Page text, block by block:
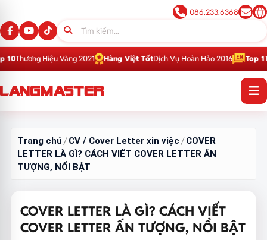
086.233.6368
Vàng 2021 Hàng Việt TốtDịch Vụ Hoàn Hảo 2016 Top 1Thương Hiệu
Trang chủ /CV / Cover Letter xin việc /COVER
LETTER LÀ GÌ? CÁCH VIẾT COVER LETTER ẤN
TƯỢNG, NỔI BẬT
COVER LETTER LÀ GÌ? CÁCH VIẾT
COVER LETTER ẤN TƯỢNG, NỔI BẬT